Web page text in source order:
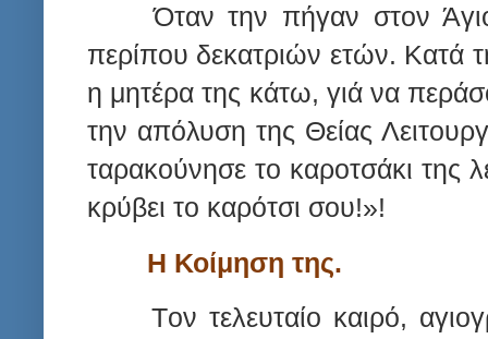
Όταν την πήγαν στον
περίπου δεκατριών ετών. Κατά
η μητέρα της κάτω, γιά να
την απόλυση της Θείας
ταρακούνησε το καροτσάκι της
κρύβει το καρότσι σου!»!
Η Κοίμηση της.
Τoν τελευταίο καιρό,